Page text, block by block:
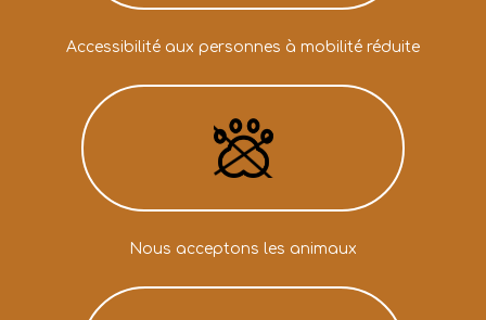
Accessibilité aux personnes à mobilité réduite
Nous acceptons les animaux